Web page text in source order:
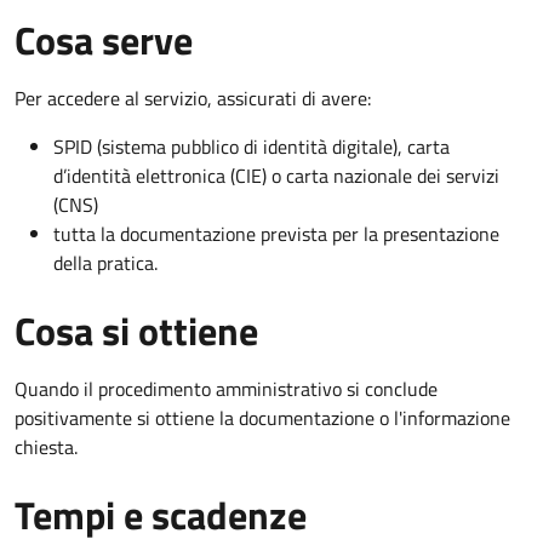
Cosa serve
Per accedere al servizio, assicurati di avere:
SPID (sistema pubblico di identità digitale), carta
d’identità elettronica (CIE) o carta nazionale dei servizi
(CNS)
tutta la documentazione prevista per la presentazione
della pratica.
Cosa si ottiene
Quando il procedimento amministrativo si conclude
positivamente si ottiene la documentazione o l'informazione
chiesta.
Tempi e scadenze